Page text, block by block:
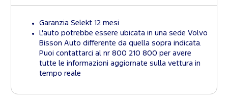
Garanzia Selekt 12 mesi
L'auto potrebbe essere ubicata in una sede Volvo
Bisson Auto differente da quella sopra indicata.
Puoi contattarci al nr 800 210 800 per avere
tutte le informazioni aggiornate sulla vettura in
tempo reale